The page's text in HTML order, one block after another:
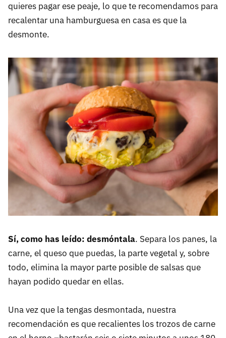
quieres pagar ese peaje, lo que te recomendamos para
recalentar una hamburguesa en casa es que la
desmonte.
Sí, como has leído: desmóntala. Separa los panes, la
carne, el queso que puedas, la parte vegetal y, sobre
todo, elimina la mayor parte posible de salsas que
hayan podido quedar en ellas.
Una vez que la tengas desmontada, nuestra
recomendación es que recalientes los trozos de carne